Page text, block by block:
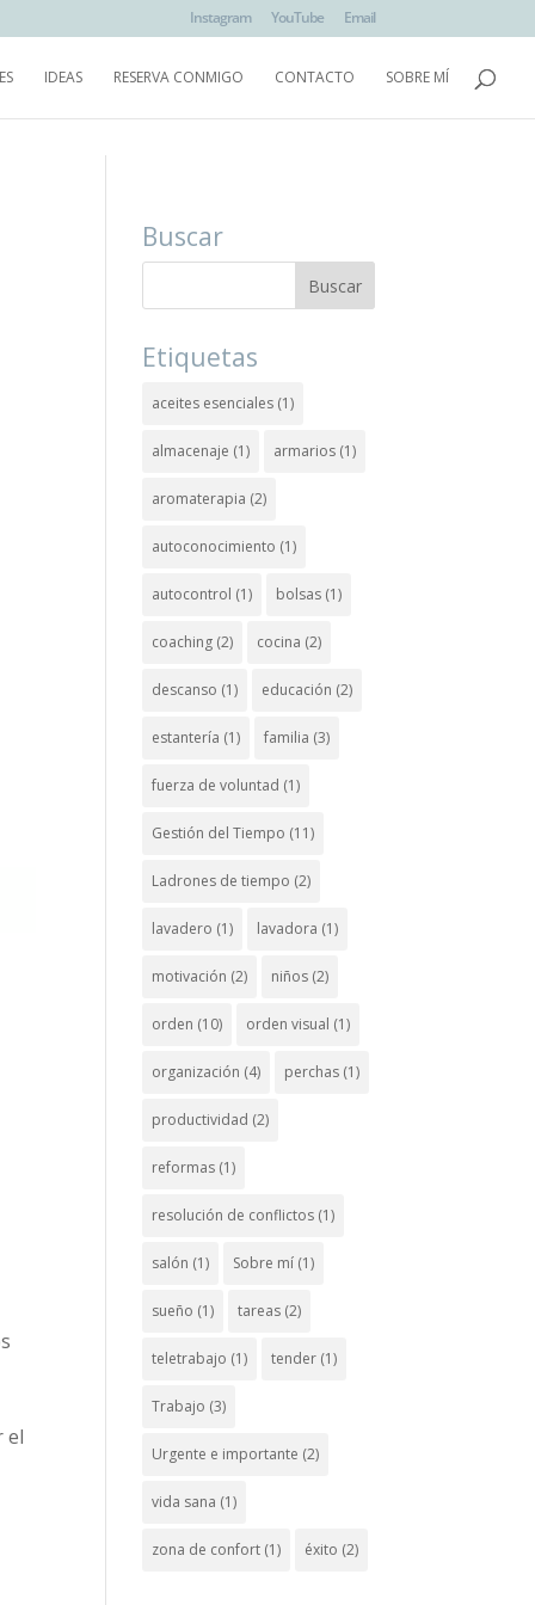
Instagram YouTube Email
IDEAS RESERVA CONMIGO CONTACTO SOBRE MÍ
el
Buscar
Etiquetas
aceites esenciales (1)
almacenaje (1) armarios (1)
aromaterapia (2)
autoconocimiento (1)
autocontrol (1) bolsas (1)
coaching (2) cocina (2)
descanso (1) educación (2)
estantería (1) familia (3)
fuerza de voluntad (1)
Gestión del Tiempo (11)
Ladrones de tiempo (2)
lavadero (1) lavadora (1)
motivación (2) niños (2)
orden (10) orden visual (1)
organización (4) perchas (1)
productividad (2)
reformas (1)
resolución de conflictos (1)
salón (1) Sobre mí (1)
sueño (1) tareas (2)
teletrabajo (1) tender (1)
Trabajo (3)
Urgente e importante (2)
vida sana (1)
zona de confort (1) éxito (2)